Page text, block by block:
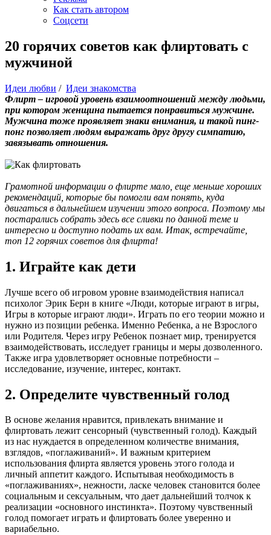
Как стать автором
Соцсети
20 горячих советов как флиртовать с
мужчиной
Идеи любви / Идеи знакомства
Флирт – игровой уровень взаимоотношений между людьми,
при котором женщина пытается понравиться мужчине.
Мужчина тоже проявляет знаки внимания, и такой пинг-
понг позволяет людям выражать друг другу симпатию,
завязывать отношения.
Грамотной информации о флирте мало, еще меньше хороших
рекомендаций, которые бы помогли вам понять, куда
двигаться в дальнейшем изучении этого вопроса. Поэтому мы
постарались собрать здесь все сливки по данной теме и
интересно и доступно подать их вам. Итак, встречайте,
топ 12 горячих советов для флирта!
1. Играйте как дети
Лучше всего об игровом уровне взаимодействия написал
психолог Эрик Берн в книге «Люди, которые играют в игры,
Игры в которые играют люди». Играть по его теории можно и
нужно из позиции ребенка. Именно Ребенка, а не Взрослого
или Родителя. Через игру Ребенок познает мир, тренируется
взаимодействовать, исследует границы и меры дозволенного.
Также игра удовлетворяет основные потребности –
исследование, изучение, интерес, контакт.
2. Определите чувственный голод
В основе желания нравится, привлекать внимание и
флиртовать лежит сенсорный (чувственный голод). Каждый
из нас нуждается в определенном количестве внимания,
взглядов, «поглаживаний». И важным критерием
использования флирта является уровень этого голода и
личный аппетит каждого. Испытывая необходимость в
«поглаживаниях», нежности, ласке человек становится более
социальным и сексуальным, что дает дальнейший толчок к
реализации «основного инстинкта». Поэтому чувственный
голод помогает играть и флиртовать более уверенно и
вариабельно.